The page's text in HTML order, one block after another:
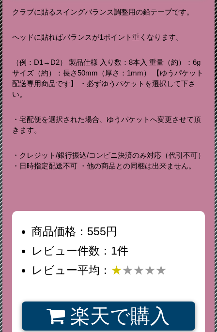
クラブに貼るスイングバランス調整用の鉛テープです。
ヘッドに貼ればバランスが1ポイント重くなります。
（例：D1→D2） 製品仕様 入り数：8本入 重量（約）：6g
サイズ（約）：長さ50mm（厚さ：1mm） 【ゆうパケット
配送専用商品です】 ・必ずゆうパケットを選択して下さ
い。
・宅配便を選択された場合、ゆうパケットへ変更させて頂
きます。
・クレジット/銀行振込/コンビニ決済のみ対応（代引不可）
・日時指定配送不可 ・他の商品との同梱は出来ません。
商品価格：555円
レビュー件数：1件
レビュー平均： ★★★★★
楽天で購入